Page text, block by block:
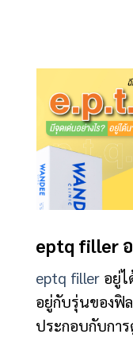
eptq filler
eptq filler อยู่
อยู่กับรุ่นของฟิ
ประกอบกับการ